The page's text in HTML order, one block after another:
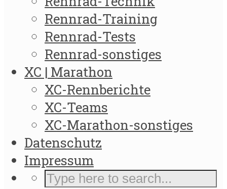
Rennrad-Training
Rennrad-Tests
Rennrad-sonstiges
XC | Marathon
XC-Rennberichte
XC-Teams
XC-Marathon-sonstiges
Datenschutz
Impressum